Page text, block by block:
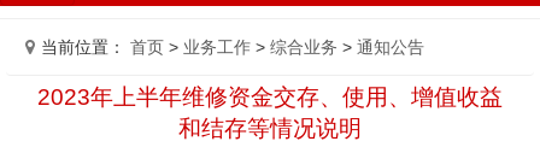
当前位置：首页 > 业务工作 >综合业务 >通知公告
2023年上半年维修资金交存、使用、增值收益
和结存等情况说明